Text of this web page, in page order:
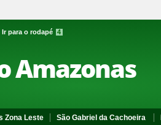
Ir para o rodapé 4
Amazonas
Zona Leste São Gabriel da Cachoeira